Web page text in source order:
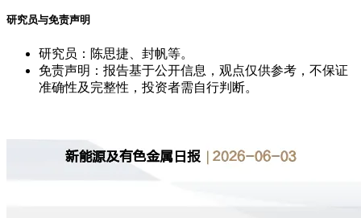
研究员与免责声明
研究员：陈思捷、封帆等。
免责声明：报告基于公开信息，观点仅供参考，不保证
准确性及完整性，投资者需自行判断。